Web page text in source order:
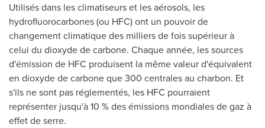
Utilisés dans les climatiseurs et les aérosols, les
hydrofluorocarbones (ou HFC) ont un pouvoir de
changement climatique des milliers de fois supérieur à
celui du dioxyde de carbone. Chaque année, les sources
d'émission de HFC produisent la même valeur d'équivalent
en dioxyde de carbone que 300 centrales au charbon. Et
s'ils ne sont pas réglementés, les HFC pourraient
représenter jusqu'à 10 % des émissions mondiales de gaz à
effet de serre.